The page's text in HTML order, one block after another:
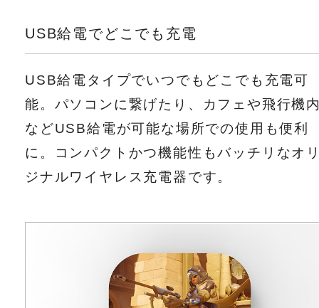
USB給電でどこでも充電
USB給電タイプでいつでもどこでも充電可
能。パソコンに繋げたり、カフェや飛行機
などUSB給電が可能な場所での使用も便利
に。コンパクトかつ機能性もバッチリなオ
ジナルワイヤレス充電器です。